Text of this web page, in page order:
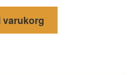
varukorg